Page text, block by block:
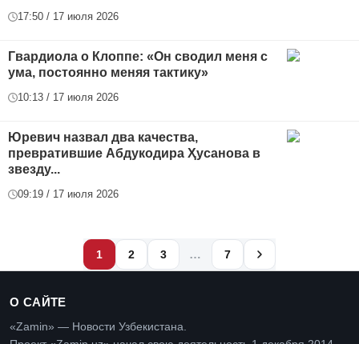
17:50 / 17 июля 2026
Гвардиола о Клоппе: «Он сводил меня с
ума, постоянно меняя тактику»
10:13 / 17 июля 2026
Юревич назвал два качества,
превратившие Абдукодира Ҳусанова в
звезду...
09:19 / 17 июля 2026
1 2 3 … 7
О САЙТЕ
«Zamin» — Новости Узбекистана.